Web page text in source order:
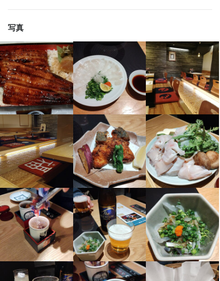
写真待遇
■履歴書不要
→手ぶらで面接OKです！リラックスしてあなたの働き方をフラン
クに教えてくださいね♪
■美味しいまかない有り（もちろん無料です！）
■ふぐの食事会あり
■完全店内禁煙
→タバコの臭いなどございませんので、気持ちよく働けて、嬉し
い！と言って頂けてます！
■昇給/基本の動きを覚えたら、スグ昇給
■交通費支給
■制服貸与
■髪型・髪色自由
■正社員登用有(昨年登用実績有)
■資格取得支援制度有(ふぐ処理師)